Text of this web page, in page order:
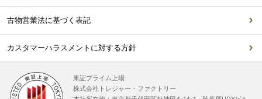
古物営業法に基づく表記
カスタマーハラスメントに対する方針
東証プライム上場
株式会社トレジャー・ファクトリー